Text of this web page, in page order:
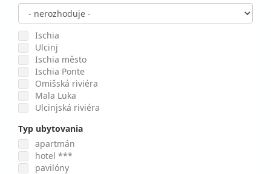
Ischia
Ulcinj
Ischia město
Ischia Ponte
Omišská riviéra
Mala Luka
Ulcinjská riviéra
Typ ubytovania
apartmán
hotel ***
pavilóny